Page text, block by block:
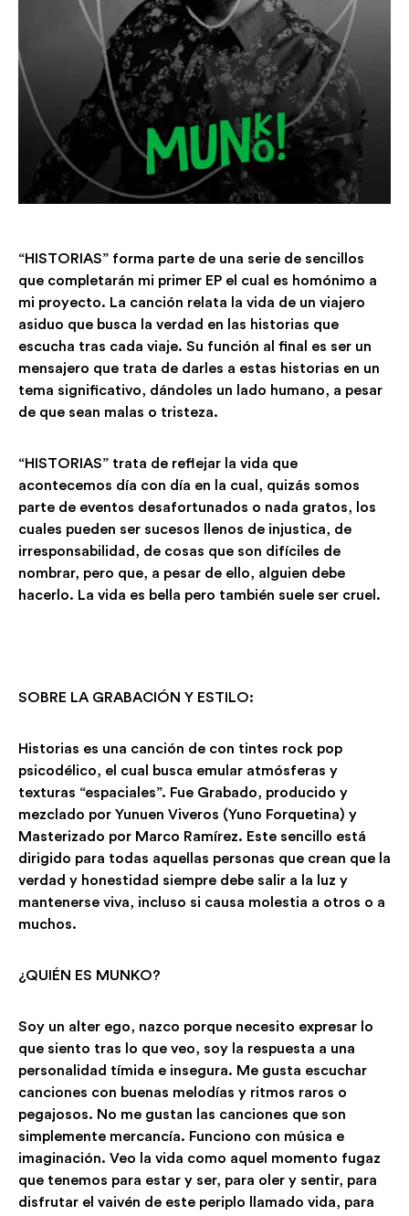
“HISTORIAS” forma parte de una serie de sencillos
que completarán mi primer EP el cual es homónimo a
mi proyecto. La canción relata la vida de un viajero
asiduo que busca la verdad en las historias que
escucha tras cada viaje. Su función al final es ser un
mensajero que trata de darles a estas historias en un
tema significativo, dándoles un lado humano, a pesar
de que sean malas o tristeza.
“HISTORIAS” trata de reflejar la vida que
acontecemos día con día en la cual, quizás somos
parte de eventos desafortunados o nada gratos, los
cuales pueden ser sucesos llenos de injustica, de
irresponsabilidad, de cosas que son difíciles de
nombrar, pero que, a pesar de ello, alguien debe
hacerlo. La vida es bella pero también suele ser cruel.
SOBRE LA GRABACIÓN Y ESTILO:
Historias es una canción de con tintes rock pop
psicodélico, el cual busca emular atmósferas y
texturas “espaciales”. Fue Grabado, producido y
mezclado por Yunuen Viveros (Yuno Forquetina) y
Masterizado por Marco Ramírez. Este sencillo está
dirigido para todas aquellas personas que crean que la
verdad y honestidad siempre debe salir a la luz y
mantenerse viva, incluso si causa molestia a otros o a
muchos.
¿QUIÉN ES MUNKO?
Soy un alter ego, nazco porque necesito expresar lo
que siento tras lo que veo, soy la respuesta a una
personalidad tímida e insegura. Me gusta escuchar
canciones con buenas melodías y ritmos raros o
pegajosos. No me gustan las canciones que son
simplemente mercancía. Funciono con música e
imaginación. Veo la vida como aquel momento fugaz
que tenemos para estar y ser, para oler y sentir, para
disfrutar el vaivén de este periplo llamado vida, para